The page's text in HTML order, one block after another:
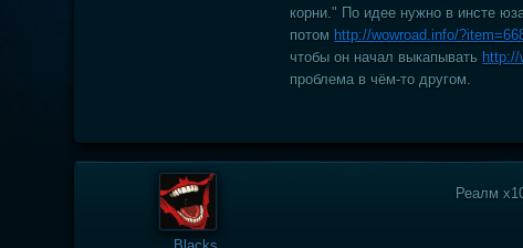
корни." По идее нужно в инсте
потом http://wowroad.info/
чтобы он начал выкапывать http://
проблема в чём-то другом.
Реалм